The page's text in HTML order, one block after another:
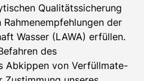
Qualitätssicherung
der
Wasser (LAWA) erfüllen.
des
Abkippen von Verfüllmate-